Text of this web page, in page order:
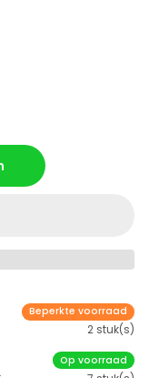
Beperkte voorraad
2 stuk(s)
Op voorraad